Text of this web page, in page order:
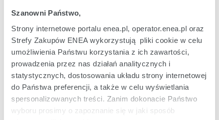
Szanowni Państwo,
Strony internetowe portalu enea.pl, operator.enea.pl oraz
Strefy Zakupów ENEA wykorzystują pliki cookie w celu
umożliwienia Państwu korzystania z ich zawartości,
prowadzenia przez nas działań analitycznych i
statystycznych, dostosowania układu strony internetowej
do Państwa preferencji, a także w celu wyświetlania
spersonalizowanych treści. Zanim dokonacie Państwo
wyboru prosimy o zapoznanie się w jaki sposób
Oferta dla Biznesu
Zielona energia Dla domu
Zielona energia dla Małych firm
Instytucje publiczne
Podmioty współpracujące